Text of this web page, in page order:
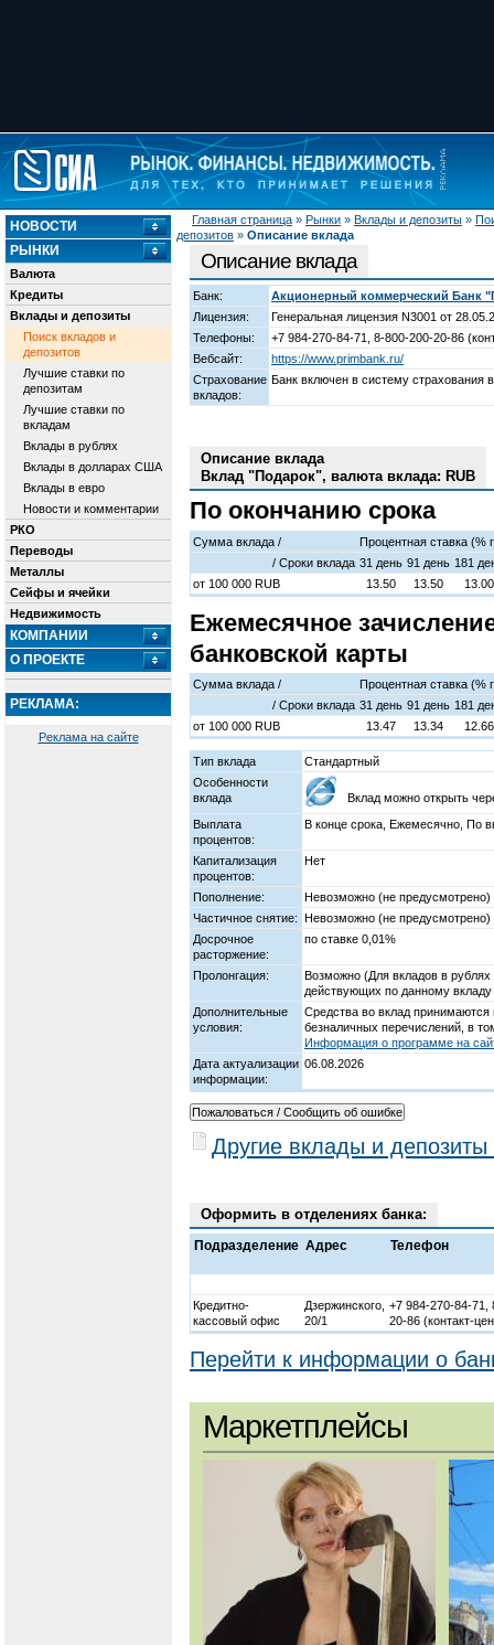
Главная страница » Рынки » Вклады и депозиты »
депозитов » Описание вклада
НОВОСТИ
РЫНКИ
Валюта
Кредиты
Вклады и депозиты
Поиск вкладов и
депозитов
Лучшие ставки по
депозитам
Лучшие ставки по
вкладам
Вклады в рублях
Вклады в долларах США
Вклады в евро
Новости и комментарии
РКО
Переводы
Металлы
Сейфы и ячейки
Недвижимость
КОМПАНИИ
О ПРОЕКТЕ
РЕКЛАМА:
Реклама на сайте
Описание вклада
Банк:
Акционерный коммерческий Банк
Лицензия:
Генеральная лицензия N3001 от
Телефоны:
+7 984-270-84-71, 8-800-200-20-86
Вебсайт:
https://www.primbank.ru/
Страхование
вкладов:
Банк включен в систему страхования
Описание вклада
Вклад "Подарок", валюта вклада: RUB
По окончанию срока
Сумма вклада /
Процентная ставка (%
/ Cроки вклада 31 день 91 день 181
от 100 000 RUB 13.50 13.50 13.00
Ежемесячное
банковской карты
Сумма вклада /
Процентная ставка (%
/ Cроки вклада 31 день 91 день 181
от 100 000 RUB 13.47 13.34 12.66
Тип вклада
Стандартный
Особенности
вклада
Вклад можно открыть
Выплата
процентов:
В конце срока, Ежемесячно, По
Капитализация
процентов:
Нет
Пополнение:
Невозможно (не предусмотрено)
Частичное снятие: Невозможно (не предусмотрено)
Досрочное
расторжение:
по ставке 0,01%
Пролонгация:
Возможно (Для вкладов в рублях
действующих по данному
Дополнительные
условия:
Средства во вклад
безналичных перечислений, в
Информация о программе на
Дата актуализации
информации:
06.08.2026
Другие вклады и
Оформить в отделениях банка:
Подразделение Адрес Телефон
Кредитно-
кассовый офис
Дзержинского,
20/1
+7 984-270-84-71,
20-86 (контакт-
Перейти к информации о
Маркетплейсы